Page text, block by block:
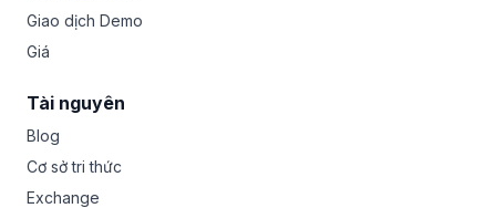
Giao dịch Demo
Giá
Tài nguyên
Blog
Cơ sở tri thức
Exchange